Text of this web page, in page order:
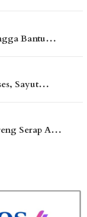
Bantu…
Sayut…
Serap A…